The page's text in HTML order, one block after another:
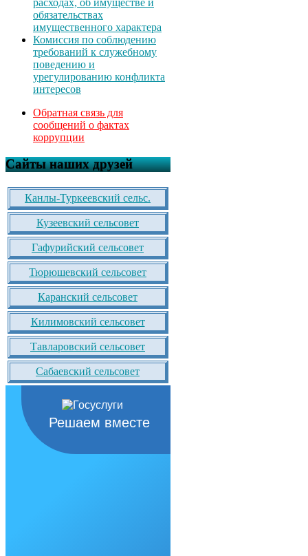
расходах, об имуществе и
обязательствах
имущественного характера
Комиссия по соблюдению
требований к служебному
поведению и
урегулированию конфликта
интересов
Обратная связь для
сообщений о фактах
коррупции
Сайты наших друзей
Канлы-Туркеевский сельс.
Кузеевский сельсовет
Гафурийский сельсовет
Тюрюшевский сельсовет
Каранский сельсовет
Килимовский сельсовет
Тавларовский сельсовет
Сабаевский сельсовет
Решаем вместе